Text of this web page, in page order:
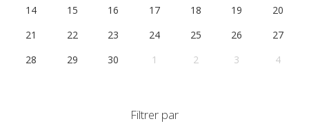
14
15 16 17 18 19
20
21
22 23 24 25 26
27
28
29 30 1 2 3 4
Filtrer par